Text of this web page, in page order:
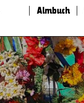
Almbuch